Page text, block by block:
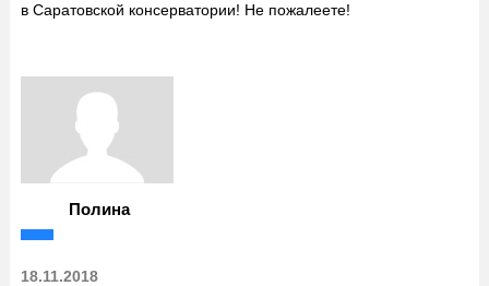
в Саратовской консерватории! Не пожалеете!
Полина
18.11.2018